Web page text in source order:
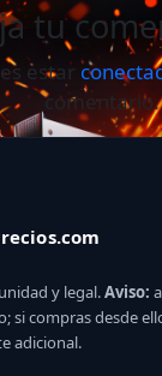
tu
estar
comentario.
y legal.Aviso:
si compras desde
adicional.